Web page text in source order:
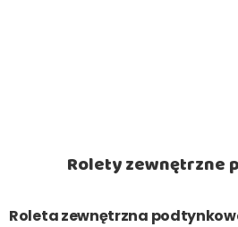
Rolety zewnętrzne
Roleta zewnętrzna